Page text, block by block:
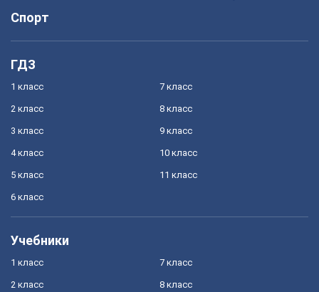
Спорт
ГДЗ
1 класс
2 класс
3 класс
4 класс
5 класс
6 класс
7 класс
8 класс
9 класс
10 класс
11 класс
Учебники
1 класс
2 класс
7 класс
8 класс